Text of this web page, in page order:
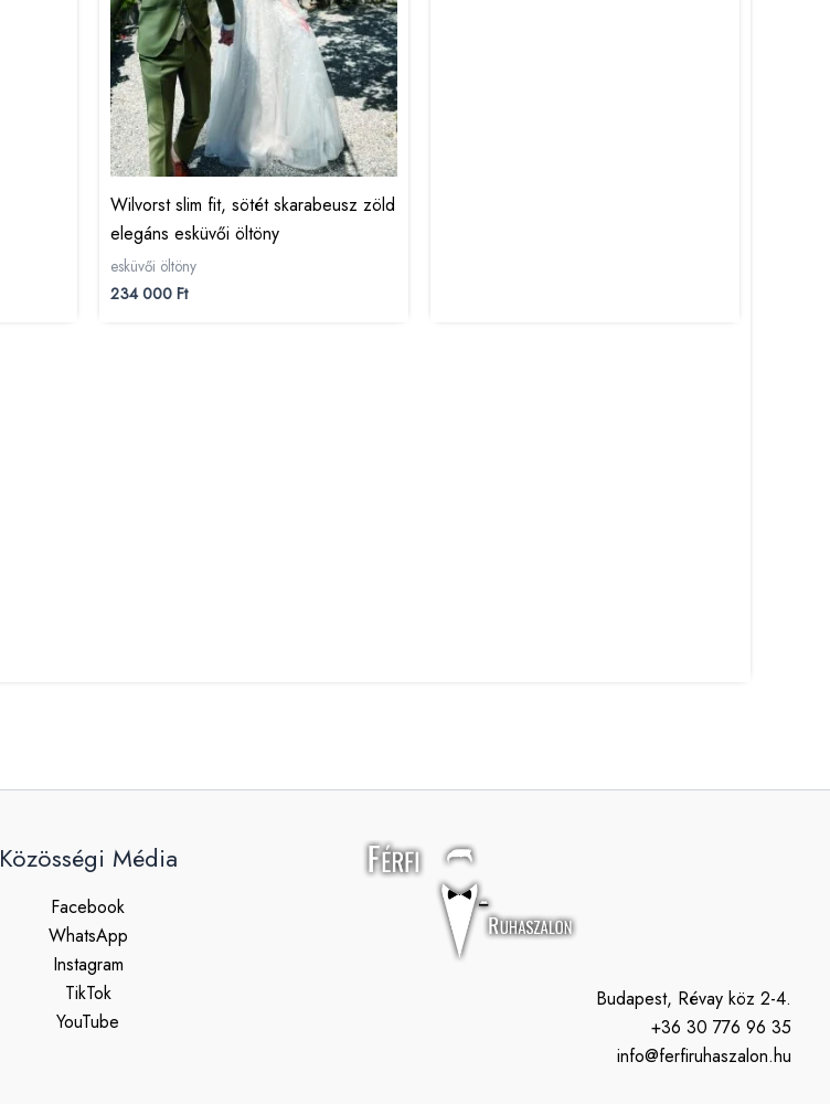
Wilvorst slim fit, sötét skarabeusz zöld
elegáns esküvői öltöny
esküvői öltöny
234 000 Ft
Közösségi Média
Facebook
WhatsApp
Instagram
TikTok
YouTube
Budapest, Révay köz 2-4.
+36 30 776 96 35
info@ferfiruhaszalon.hu